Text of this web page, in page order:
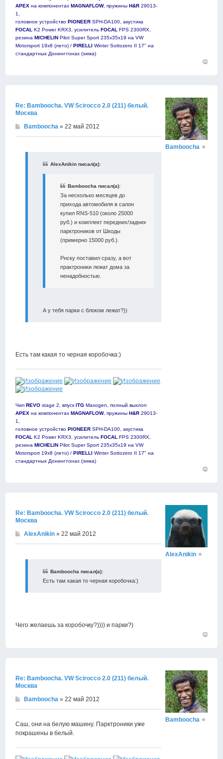
APEX на компонентахMAGNAFLOW, пружиныH&R 29013-
1,
головное устройствоPIONEER SPH-DA100, акустика
FOCAL K2 Power KRX3, усилительFOCAL FPS 2300RX,
резинаMICHELIN Pilot Super Sport 235х35х19 на VW
Motorsport 19х8 (лето) /PIRELLI Winter Sottozero II 17" на
стандартных Донингтонах (зима)
Re: Bamboocha. VW Scirocco 2.0 (211) белый.
Москва
Bamboocha » 22 май 2012
AlexAnikin писал(а):
Bamboocha писал(а):
За несколько месяцев до
прихода автомобиля в салон
купил RNS-510 (около 25000
руб.) и комплект передних/задних
парктроников от Шкоды
(примерно 15000 руб.).
Рнску поставил сразу, а вот
практроники лежат дома за
ненадобностью.
А у тебя парки с блоком лежат?))
Есть там какая то черная коробочка:)
ЧипREVO stage 2, впускITG Maxogen, полный выхлоп
APEX на компонентахMAGNAFLOW, пружиныH&R 29013-
1,
головное устройствоPIONEER SPH-DA100, акустика
FOCAL K2 Power KRX3, усилительFOCAL FPS 2300RX,
резинаMICHELIN Pilot Super Sport 235х35х19 на VW
Motorsport 19х8 (лето) /PIRELLI Winter Sottozero II 17" на
стандартных Донингтонах (зима)
Bamboocha
Re: Bamboocha. VW Scirocco 2.0 (211) белый.
Москва
AlexAnikin » 22 май 2012
Bamboocha писал(а):
Есть там какая то черная коробочка:)
Чего желаешь за коробочку?)))) и парки?)
AlexAnikin
Re: Bamboocha. VW Scirocco 2.0 (211) белый.
Москва
Bamboocha » 22 май 2012
Саш, они на белую машину. Парктроники уже
покрашены в белый.
Bamboocha